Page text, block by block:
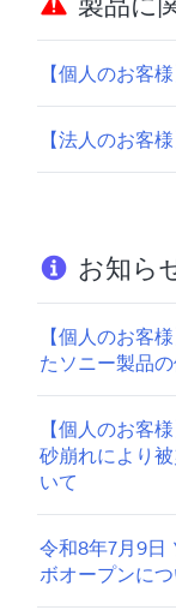
【個人のお客
【法人のお客
お知ら
【個人のお客
たソニー製品
【個人のお客
砂崩れにより
いて
令和8年7月9日
ボオープンに